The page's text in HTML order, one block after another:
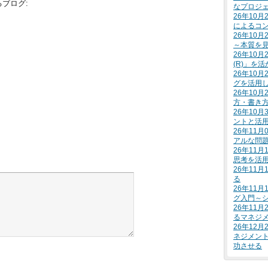
ブログ:
なプロジ
26年10月
によるコ
26年10月
～本質を
26年10月
(R)」を活
26年10月
グを活用
26年10月
方・書き
26年10月
ントと活
26年11月
アルな問
26年11月
思考を活
26年11月
る
26年11月
グ入門～
26年11月
るマネジ
26年12月
ネジメン
功させる